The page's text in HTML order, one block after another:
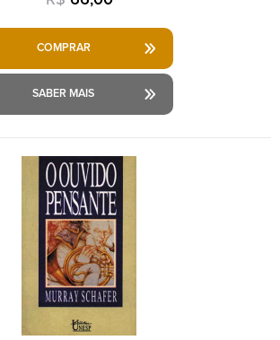
COMPRAR
SABER MAIS